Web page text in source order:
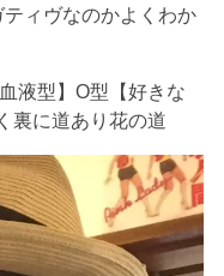
ィヴなのかよくわか
液型】O型【好きな
裏に道あり花の道